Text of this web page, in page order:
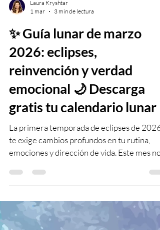
Laura Kryshtar
3 min de lectura
✨ Guía lunar de marzo
2026: eclipses,
reinvención y verdad
emocional 🌙 Descarga
gratis tu calendario lunar
emociones y dirección de vida. Este mes no
es para improvisar: es para ajustar, soltar y